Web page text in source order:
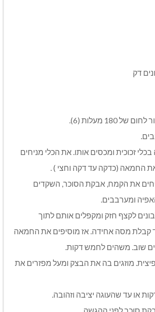
180 מעלות (6).
זכוכית ומכסים אותו. את הכלי מניחים
החמאה (כדקה עד דקה וחצי ) .
את הקמח, אבקת הסוכר, השקדים
ומערבבים.
לקצף חזק ומקפלים אותם לתוך
קבלת מסה אחידה. אז מוסיפים את החמאה
שוב. משהים לחמש דקות.
מוזגים בה את הבצק ומעל מפזרים את